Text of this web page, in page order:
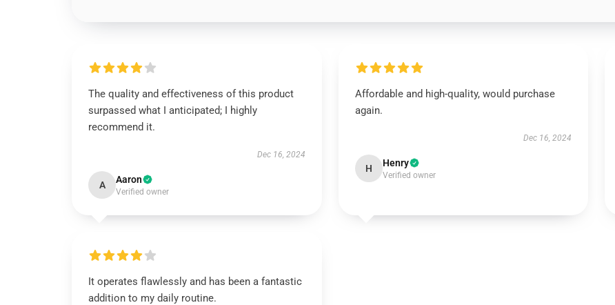
The quality and effectiveness of this product
surpassed what I anticipated; I highly
recommend it.
Dec 16, 2024
A Aaron
Verified owner
Affordable and high-quality, would purchase
again.
Dec 16, 2024
H Henry
Verified owner
It operates flawlessly and has been a fantastic
addition to my daily routine.